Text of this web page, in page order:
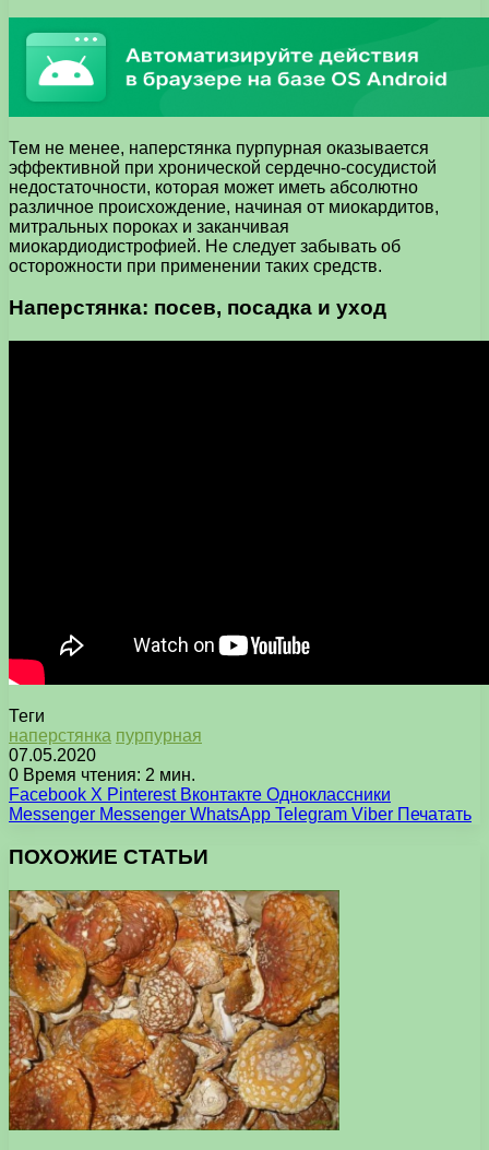
Тем не менее, наперстянка пурпурная оказывается
эффективной при хронической сердечно-сосудистой
недостаточности, которая может иметь абсолютно
различное происхождение, начиная от миокардитов,
митральных пороках и заканчивая
миокардиодистрофией. Не следует забывать об
осторожности при применении таких средств.
Наперстянка: посев, посадка и уход
Теги
наперстянка пурпурная
07.05.2020
0 Время чтения: 2 мин.
Facebook X Pinterest Вконтакте Одноклассники
Messenger Messenger WhatsApp Telegram Viber Печатать
ПОХОЖИЕ СТАТЬИ